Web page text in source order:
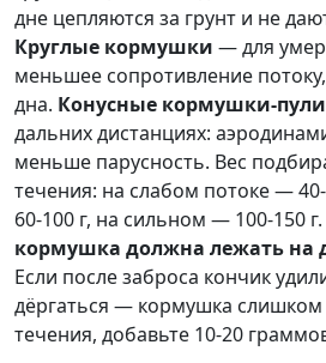
дне цепляются за грунт и не
Круглые кормушки — для
меньшее сопротивление
дна. Конусные кормушки-пули
дальних дистанциях:
меньше парусность. Вес
течения: на слабом потоке —
60-100 г, на сильном — 100-150
кормушка должна лежать на
Если после заброса кончик
дёргаться — кормушка слишком
течения, добавьте 10-20